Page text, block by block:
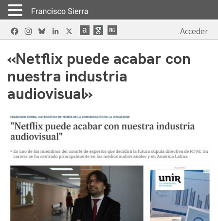
Skip
to
FacebookInstagram
BlueskyLinkedIn Acceder
«Netflix puede acabar con
nuestra industria
audiovisual»